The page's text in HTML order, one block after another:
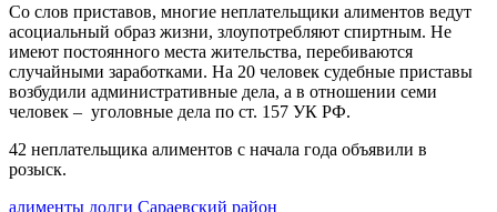
Со слов приставов, многие неплательщики алиментов ведут
асоциальный образ жизни, злоупотребляют спиртным. Не
имеют постоянного места жительства, перебиваются
случайными заработками. На 20 человек судебные приставы
возбудили административные дела, а в отношении семи
человек – уголовные дела по ст. 157 УК РФ.
42 неплательщика алиментов с начала года объявили в
розыск.
алименты долги Сараевский район